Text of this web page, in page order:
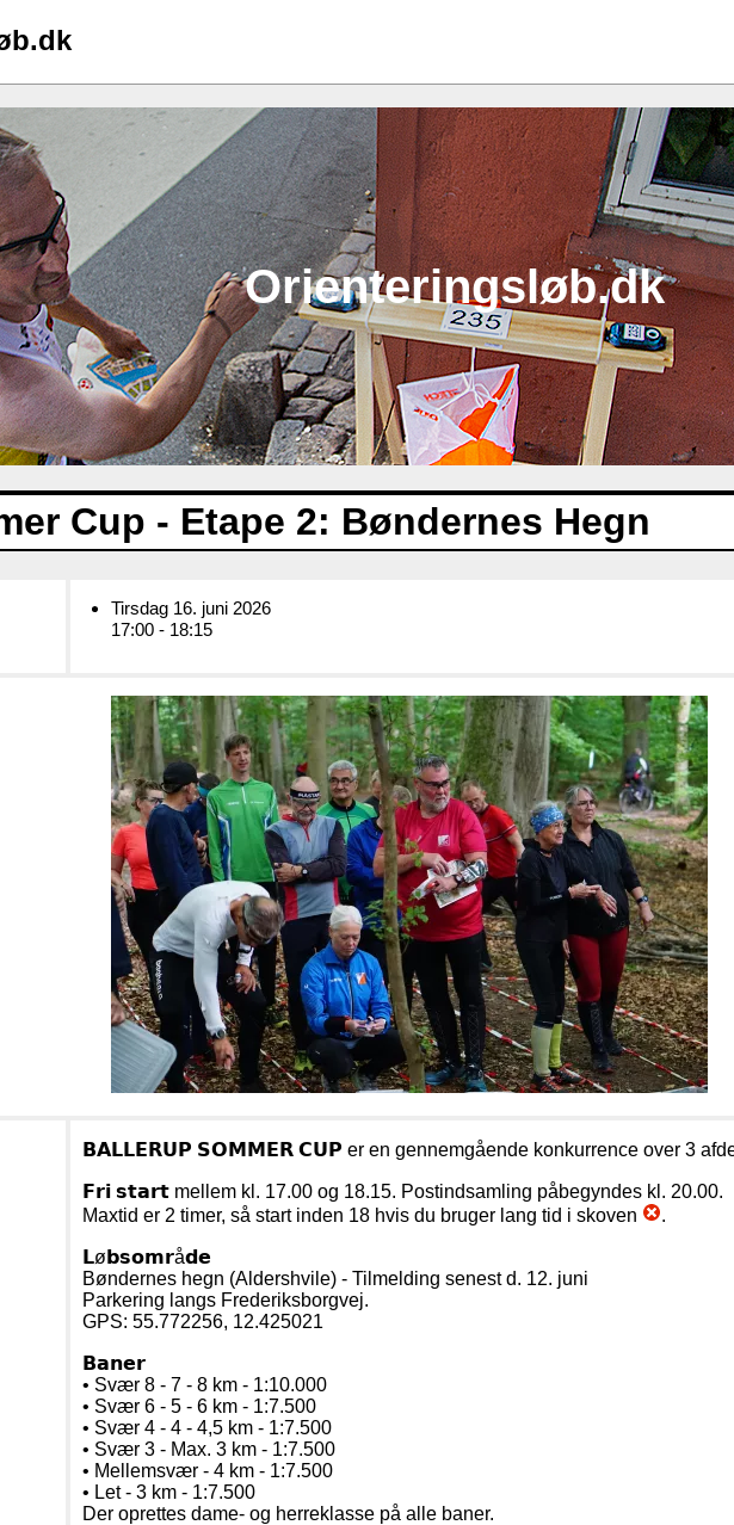
Orienteringsløb.dk
Cup - Etape 2: Bøndernes Hegn
Tirsdag 16. juni 2026
17:00 - 18:15
𝗕𝗔𝗟𝗟𝗘𝗥𝗨𝗣 𝗦𝗢𝗠𝗠𝗘𝗥 𝗖𝗨𝗣 er en gennemgående konkurrence over 3
𝗙𝗿𝗶 𝘀𝘁𝗮𝗿𝘁 mellem kl. 17.00 og 18.15. Postindsamling påbegyndes kl. 20.00.
Maxtid er 2 timer, så start inden 18 hvis du bruger lang tid i skoven
.
𝗟ø𝗯𝘀𝗼𝗺𝗿å𝗱𝗲
Bøndernes hegn (Aldershvile) - Tilmelding senest d. 12. juni
Parkering langs Frederiksborgvej.
GPS: 55.772256, 12.425021
𝗕𝗮𝗻𝗲𝗿
• Svær 8 - 7 - 8 km - 1:10.000
• Svær 6 - 5 - 6 km - 1:7.500
• Svær 4 - 4 - 4,5 km - 1:7.500
• Svær 3 - Max. 3 km - 1:7.500
• Mellemsvær - 4 km - 1:7.500
• Let - 3 km - 1:7.500
Der oprettes dame- og herreklasse på alle baner.